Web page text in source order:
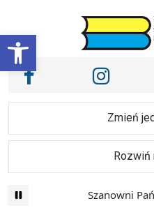
Otwórz pasek
Main Navigation
Nasze media
Facebook Instagram
Zmień
Rozwiń
Szanowni Państwo,